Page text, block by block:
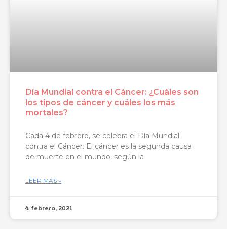
Día Mundial contra el Cáncer: ¿Cuáles son
los tipos de cáncer y cuáles los más
mortales?
Cada 4 de febrero, se celebra el Día Mundial
contra el Cáncer. El cáncer es la segunda causa
de muerte en el mundo, según la
LEER MÁS »
4 febrero, 2021